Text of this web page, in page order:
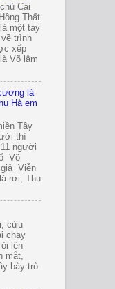
Cái
Thất
một tay
trình
xếp
Võ lâm
lá
Hà em
Tây
thì
người
Võ
Viễn
rơi, Thu
cứu
chạy
lên
mắt,
bày trò